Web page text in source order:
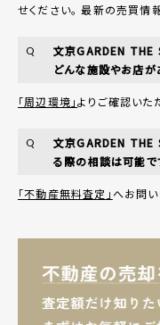
せください。 最新の売買情
Q
文京GARDEN THE
どんな施設やお店が
「周辺環境」よりご確認いた
Q
文京GARDEN THE
る際の相談は可能で
「不動産無料査定」へお問い